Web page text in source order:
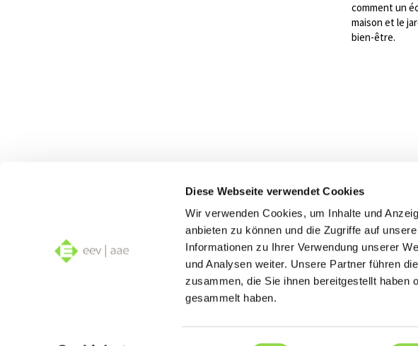
Diese Webseite verwendet Cookies
Wir verwenden Cookies, um Inhalte und
anbieten zu können und die Zugriffe auf
Informationen zu Ihrer Verwendung unserer
und Analysen weiter. Unsere Partner führen
zusammen, die Sie ihnen bereitgestellt haben
gesammelt haben.
comment un
maison et le
bien-être.
disposition
Electrostar Genève